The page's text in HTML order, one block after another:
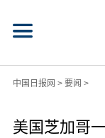
中国日报网 > 要闻 >
美国芝加哥